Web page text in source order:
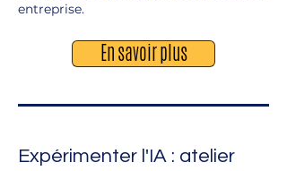
entreprise.
En savoir plus
Expérimenter l'IA : atelier